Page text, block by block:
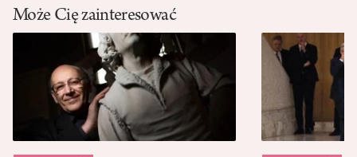
Może Cię zainteresować